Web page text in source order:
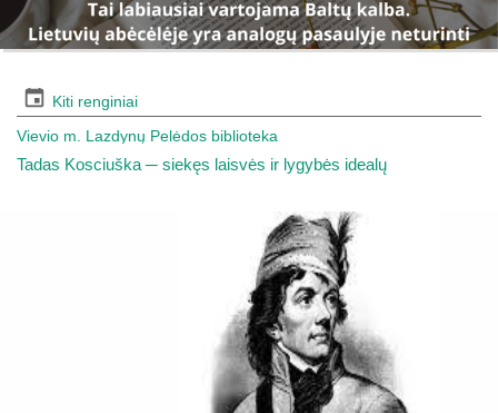
Kiti renginiai
Vievio m. Lazdynų Pelėdos biblioteka
Tadas Kosciuška ─ siekęs laisvės ir lygybės idealų